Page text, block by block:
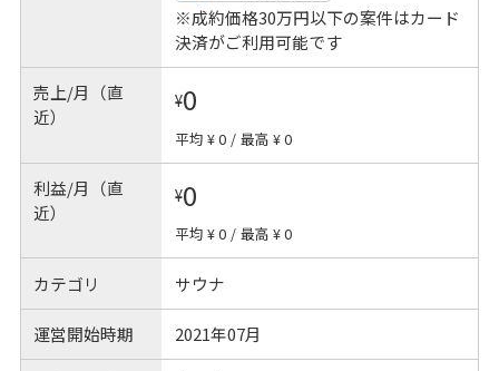
※成約価格30万円以下の案件はカード
決済がご利用可能です
売上/月（直
近）
¥0
平均 ¥ 0 / 最高 ¥ 0
利益/月（直
近）
¥0
平均 ¥ 0 / 最高 ¥ 0
カテゴリ サウナ
運営開始時期 2021年07月